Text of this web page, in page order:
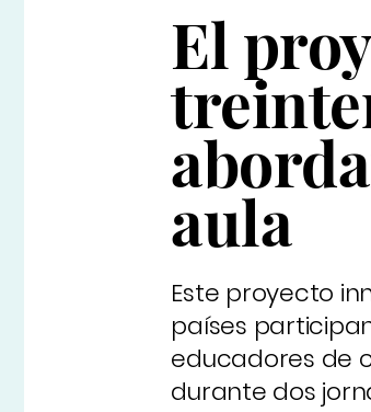
El
aula
Este proyecto
países
educadores de
durante dos